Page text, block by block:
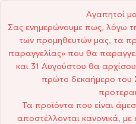
Αγαπητοί
Σας ενημερώνουμε πως, λόγω
των προμηθευτών μας, τα
παραγγελίας» που θα
και 31 Αυγούστου θα
πρώτο δεκαήμερο του
Τα προϊόντα που είναι
αποστέλλονται κανονικά, με